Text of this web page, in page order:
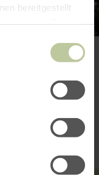
bereitgestellt